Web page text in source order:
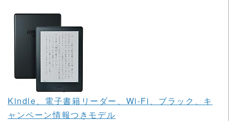
Kindle、電子書籍リーダー、Wi-Fi、ブラック、キ
ャンペーン情報つきモデル